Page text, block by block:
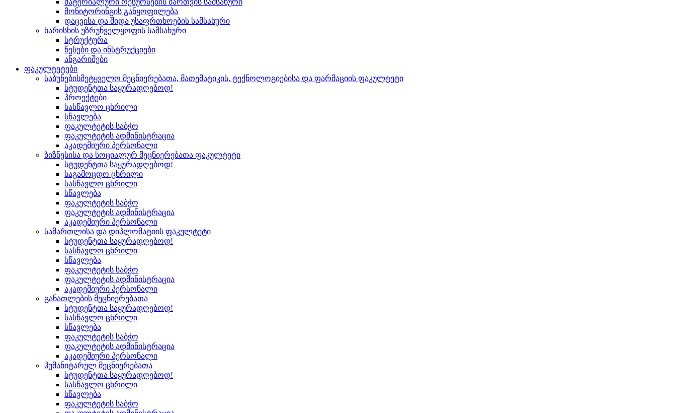
მატერიალური რესურსების მართვის სამსახური
მონიტორინგის განყოფილება
დაცვისა და შიდა უსაფრთხოების სამსახური
ხარისხის უზრუნველყოფის სამსახური
სტრუქტურა
წესები და ინსტრუქციები
ანგარიშები
ფაკულტეტები
საბუნებისმეტყველო მეცნიერებათა, მათემატიკის, ტექნოლოგიებისა და ფარმაციის ფაკულტეტი
სტუდენტთა საყურადღებოდ!
პროექტები
სასწავლო ცხრილი
სწავლება
ფაკულტეტის საბჭო
ფაკულტეტის ადმინისტრაცია
აკადემიური პერსონალი
ბიზნესისა და სოციალურ მეცნიერებათა ფაკულტეტი
სტუდენტთა საყურადღებოდ!
საგამოცდო ცხრილი
სასწავლო ცხრილი
სწავლება
ფაკულტეტის საბჭო
ფაკულტეტის ადმინისტრაცია
აკადემიური პერსონალი
სამართლისა და დიპლომატიის ფაკულტეტი
სტუდენტთა საყურადღებოდ!
სასწავლო ცხრილი
სწავლება
ფაკულტეტის საბჭო
ფაკულტეტის ადმინისტრაცია
აკადემიური პერსონალი
განათლების მეცნიერებათა
სტუდენტთა საყურადღებოდ!
სასწავლო ცხრილი
სწავლება
ფაკულტეტის საბჭო
ფაკულტეტის ადმინისტრაცია
აკადემიური პერსონალი
ჰუმანიტარულ მეცნიერებათა
სტუდენტთა საყურადღებოდ!
სასწავლო ცხრილი
სწავლება
ფაკულტეტის საბჭო